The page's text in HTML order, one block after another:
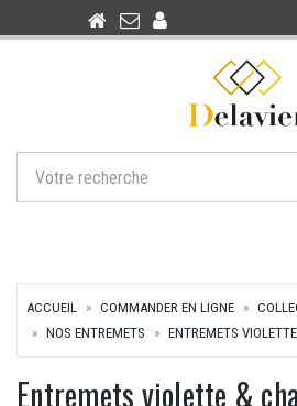
ACCUEIL COMMANDER EN LIGNE
NOS ENTREMETS
ENTREMETS
Entremets violette &